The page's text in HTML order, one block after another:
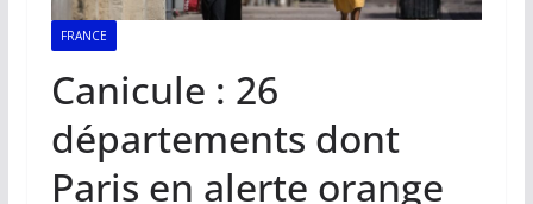
FRANCE
Canicule : 26
départements dont
Paris en alerte orange